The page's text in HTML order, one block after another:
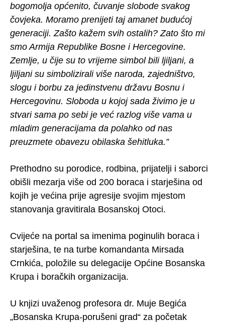
bogomolja općenito, čuvanje slobode svakog
čovjeka. Moramo prenijeti taj amanet budućoj
generaciji. Zašto kažem svih ostalih? Zato što mi
smo Armija Republike Bosne i Hercegovine.
Zemlje, u čije su to vrijeme simbol bili ljiljani, a
ljiljani su simbolizirali više naroda, zajedništvo,
slogu i borbu za jedinstvenu državu Bosnu i
Hercegovinu. Sloboda u kojoj sada živimo je u
stvari sama po sebi je već razlog više vama u
mladim generacijama da polahko od nas
preuzmete obavezu obilaska šehitluka.”
Prethodno su porodice, rodbina, prijatelji i saborci
obišli mezarja više od 200 boraca i starješina od
kojih je većina prije agresije svojim mjestom
stanovanja gravitirala Bosanskoj Otoci.
Cvijeće na portal sa imenima poginulih boraca i
starješina, te na turbe komandanta Mirsada
Crnkića, položile su delegacije Općine Bosanska
Krupa i boračkih organizacija.
U knjizi uvaženog profesora dr. Muje Begića
„Bosanska Krupa-porušeni grad“ za početak